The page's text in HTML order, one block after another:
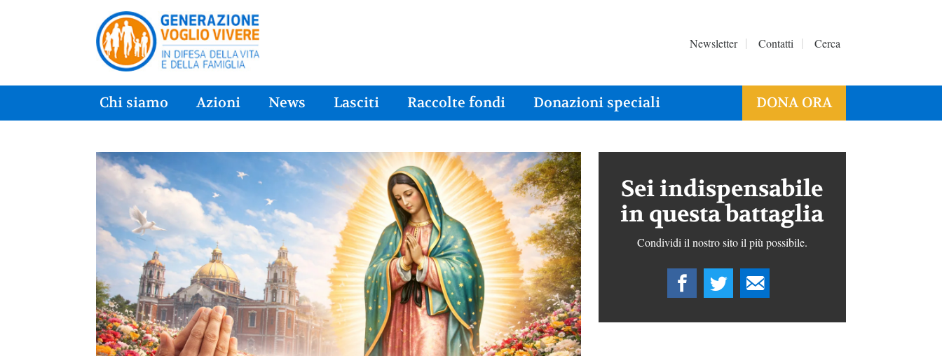
Newsletter Contatti Cerca
Chi siamo Azioni News Lasciti Raccolte fondi Donazioni speciali DONA ORA
Sei indispensabile
in questa battaglia
Condividi il nostro sito il più possibile.